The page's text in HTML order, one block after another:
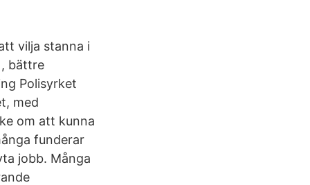
vilja stanna i
bättre
Polisyrket
med
om att kunna
funderar
jobb. Många